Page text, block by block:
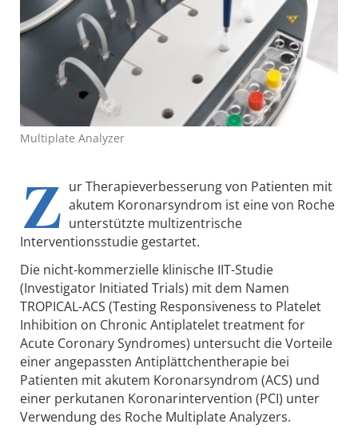
Multiplate Analyzer
Z ur Therapieverbesserung von Patienten mit
akutem Koronarsyndrom ist eine von Roche
unterstützte multizentrische
Interventionsstudie gestartet.
Die nicht-kommerzielle klinische IIT-Studie
(Investigator Initiated Trials) mit dem Namen
TROPICAL-ACS (Testing Responsiveness to Platelet
Inhibition on Chronic Antiplatelet treatment for
Acute Coronary Syndromes) untersucht die Vorteile
einer angepassten Antiplättchentherapie bei
Patienten mit akutem Koronarsyndrom (ACS) und
einer perkutanen Koronarintervention (PCI) unter
Verwendung des Roche Multiplate Analyzers.